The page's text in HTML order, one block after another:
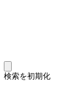
検索を初期化